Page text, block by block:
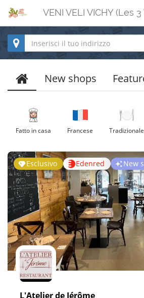
VENI VELI VICHY (Les 3
New shops
Fatto in casa Francese Tradizionale
Esclusivo Edenred New
L'Atelier de Jérôme